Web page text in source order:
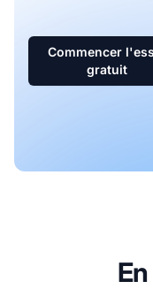
Commencer
gratuit